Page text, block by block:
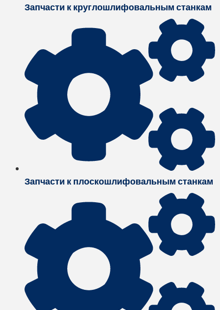
Запчасти к круглошлифовальным станкам
Запчасти к плоскошлифовальным станкам